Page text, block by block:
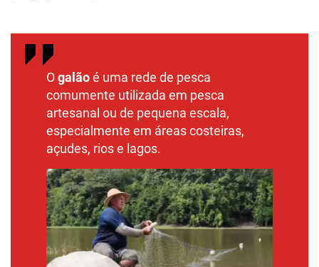
O galão é uma rede de pesca
comumente utilizada em pesca
artesanal ou de pequena escala,
especialmente em áreas costeiras,
açudes, rios e lagos.